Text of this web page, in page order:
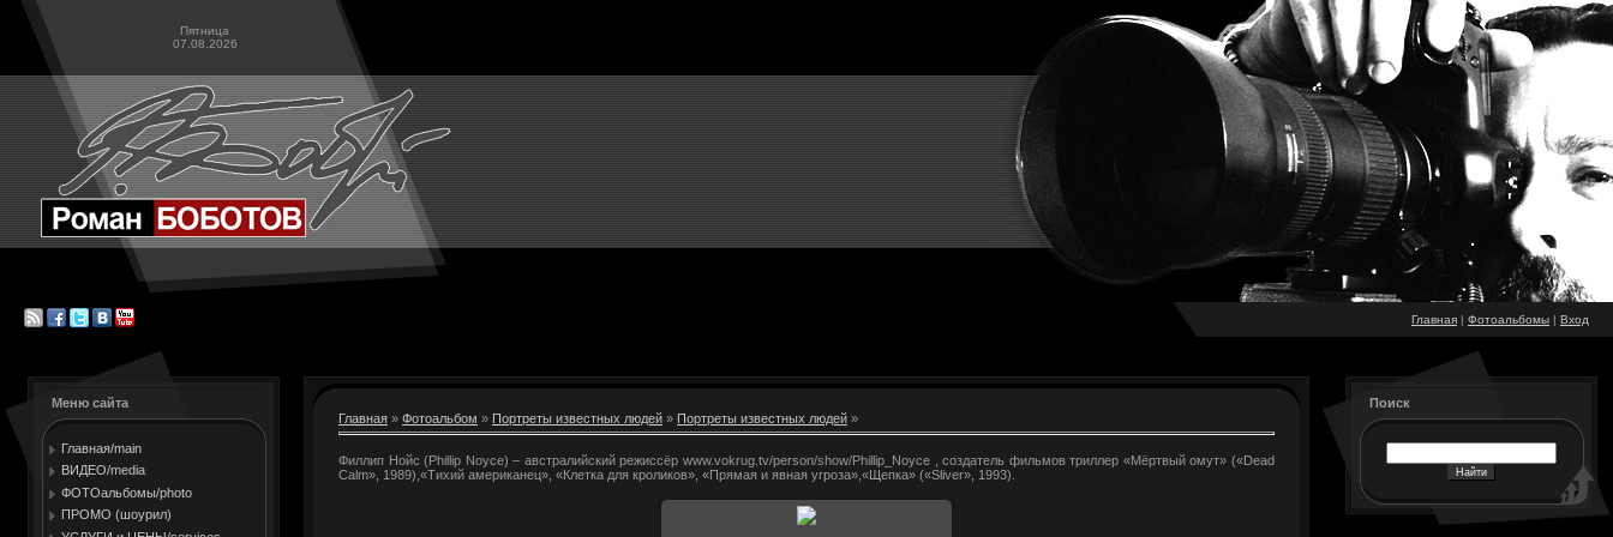
Пятница
07.08.2026
Главная | Фотоальбомы | Вход
Меню сайта
Главная/main
ВИДЕО/media
ФОТОальбомы/photo
ПРОМО (шоурил)
Главная » Фотоальбом » Портреты известных людей » Портреты известных людей »
Филлип Нойс (Phillip Noyce) – австралийский режиссёр www.vokrug.tv/person/show/Phillip_Noyce , создатель фильмов триллер «Мёртвый омут» («Dead
Calm», 1989),«Тихий американец», «Клетка для кроликов», «Прямая и явная угроза»,«Щепка» («Sliver», 1993).
Поиск